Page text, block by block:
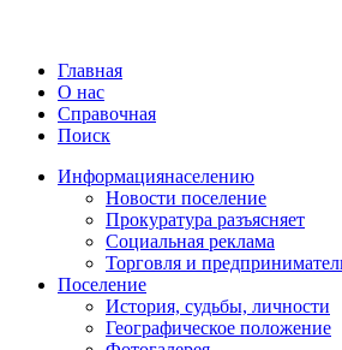
Главная
О нас
Справочная
Поиск
Информациянаселению
Новости поселение
Прокуратура разъясняет
Социальная реклама
Торговля и
Поселение
История, судьбы, личности
Географическое положение